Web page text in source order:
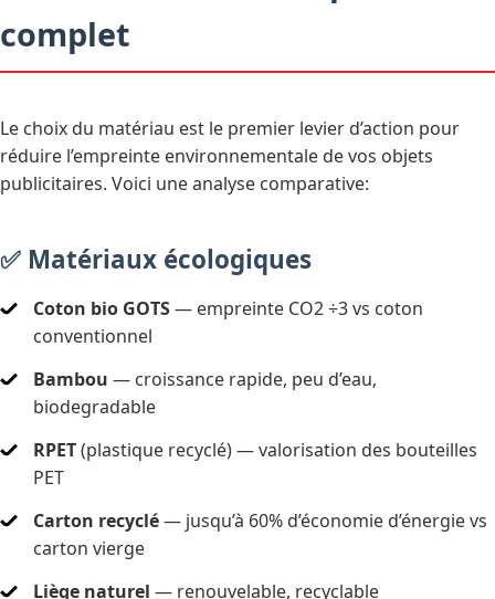
complet
Le choix du matériau est le premier levier d’action pour
réduire l’empreinte environnementale de vos objets
publicitaires. Voici une analyse comparative:
✅ Matériaux écologiques
Coton bio GOTS— empreinte CO2 ÷3 vs coton
conventionnel
Bambou — croissance rapide, peu d’eau,
biodegradable
RPET(plastique recyclé) — valorisation des bouteilles
PET
Carton recyclé— jusqu’à 60% d’économie d’énergie vs
carton vierge
Liège naturel — renouvelable, recyclable